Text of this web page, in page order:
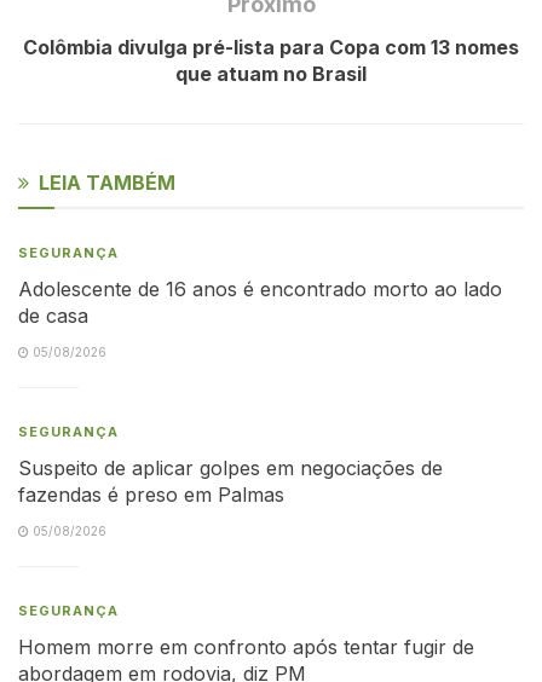
Colômbia divulga pré-lista para Copa com 13 nomes
que atuam no Brasil
LEIA TAMBÉM
SEGURANÇA
Adolescente de 16 anos é encontrado morto ao lado
de casa
05/08/2026
SEGURANÇA
Suspeito de aplicar golpes em negociações de
fazendas é preso em Palmas
05/08/2026
SEGURANÇA
Homem morre em confronto após tentar fugir de
abordagem em rodovia, diz PM